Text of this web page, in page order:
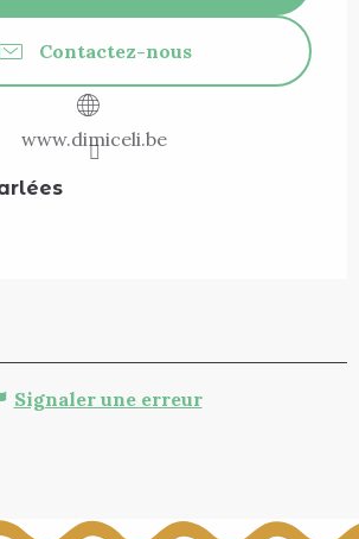
Contactez-nous
www.dimiceli.be
Signaler une erreur